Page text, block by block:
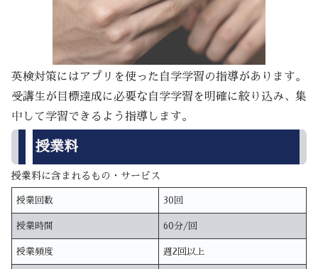
英検対策にはアプリを使った自学学習の指導があります。
受講生が目標達成に必要な自学学習を明確に絞り込み、集
中して学習できるよう指導します。
授業料
授業料に含まれるもの・サービス
授業回数 30回
授業時間 60分/回
授業頻度 週2回以上